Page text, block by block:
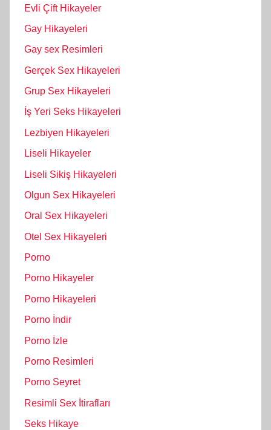
Evli Çift Hikayeler
Gay Hikayeleri
Gay sex Resimleri
Gerçek Sex Hikayeleri
Grup Sex Hikayeleri
İş Yeri Seks Hikayeleri
Lezbiyen Hikayeleri
Liseli Hikayeler
Liseli Sikiş Hikayeleri
Olgun Sex Hikayeleri
Oral Sex Hikayeleri
Otel Sex Hikayeleri
Porno
Porno Hikayeler
Porno Hikayeleri
Porno İndir
Porno İzle
Porno Resimleri
Porno Seyret
Resimli Sex İtirafları
Seks Hikaye